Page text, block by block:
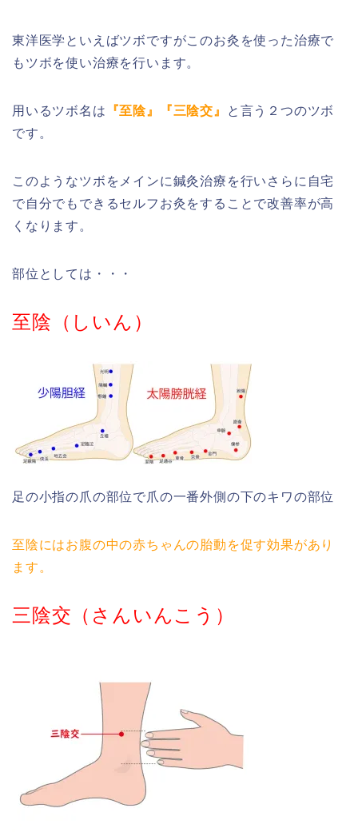
東洋医学といえばツボですがこのお灸を使った治療で
もツボを使い治療を行います。
用いるツボ名は 『至陰』『三陰交』
と言う２つのツボ
です。
このようなツボをメインに鍼灸治療を行いさらに自宅
で自分でもできるセルフお灸をすることで改善率が高
くなります。
部位としては・・・
至陰（しいん）
足の小指の爪の部位で爪の一番外側の下のキワの部位
至陰にはお腹の中の赤ちゃんの胎動を促す効果があり
ます。
三陰交（さんいんこう）